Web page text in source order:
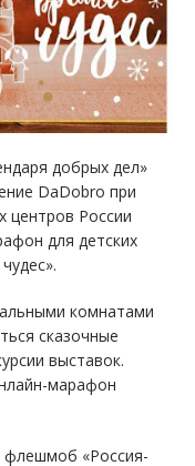
добрых дел»
DaDobro при
центров России
для детских
комнатами
сказочные
выставок.
марафон
флешмоб «Россия-